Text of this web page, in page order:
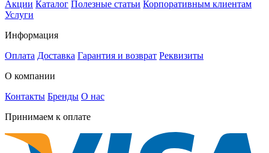
Акции Каталог Полезные статьи Корпоративным клиентам
Услуги
Информация
Оплата Доставка Гарантия и возврат Реквизиты
О компании
Контакты Бренды О нас
Принимаем к оплате